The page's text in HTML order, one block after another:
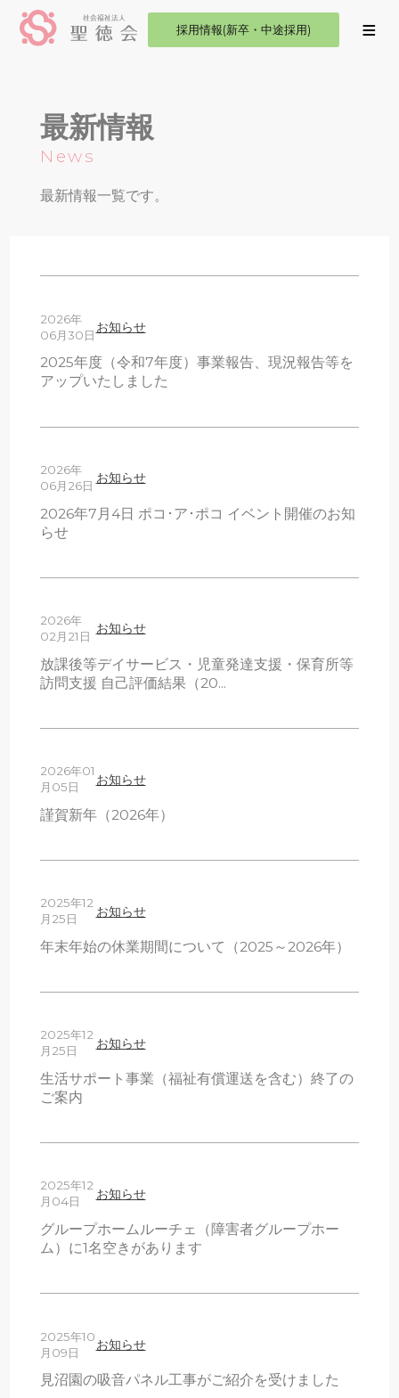
採用情報(新卒・中途採用)
最新情報
News
最新情報一覧です。
2026年
06月30日 お知らせ
2025年度（令和7年度）事業報告、現況報告等を
アップいたしました
2026年
06月26日 お知らせ
2026年7月4日 ポコ･ア･ポコ イベント開催のお知
らせ
2026年
02月21日 お知らせ
放課後等デイサービス・児童発達支援・保育所等
訪問支援 自己評価結果（20...
2026年01
月05日
お知らせ
謹賀新年（2026年）
2025年12
月25日
お知らせ
年末年始の休業期間について（2025～2026年）
2025年12
月25日
お知らせ
生活サポート事業（福祉有償運送を含む）終了の
ご案内
2025年12
月04日
お知らせ
グループホームルーチェ（障害者グループホー
ム）に1名空きがあります
2025年10
月09日
お知らせ
見沼園の吸音パネル工事がご紹介を受けました